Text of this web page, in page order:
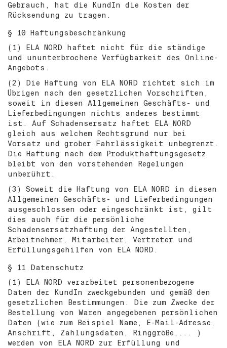
Gebrauch, hat die KundIn die Kosten der
Rücksendung zu tragen.
§ 10 Haftungsbeschränkung
(1) ELA NORD haftet nicht für die ständige
und ununterbrochene Verfügbarkeit des Online-
Angebots.
(2) Die Haftung von ELA NORD richtet sich im
Übrigen nach den gesetzlichen Vorschriften,
soweit in diesen Allgemeinen Geschäfts- und
Lieferbedingungen nichts anderes bestimmt
ist. Auf Schadensersatz haftet ELA NORD
gleich aus welchem Rechtsgrund nur bei
Vorsatz und grober Fahrlässigkeit unbegrenzt.
Die Haftung nach dem Produkthaftungsgesetz
bleibt von den vorstehenden Regelungen
unberührt.
(3) Soweit die Haftung von ELA NORD in diesen
Allgemeinen Geschäfts- und Lieferbedingungen
ausgeschlossen oder eingeschränkt ist, gilt
dies auch für die persönliche
Schadensersatzhaftung der Angestellten,
Arbeitnehmer, Mitarbeiter, Vertreter und
Erfüllungsgehilfen von ELA NORD.
§ 11 Datenschutz
(1) ELA NORD verarbeitet personenbezogene
Daten der KundIn zweckgebunden und gemäß den
gesetzlichen Bestimmungen. Die zum Zwecke der
Bestellung von Waren angegebenen persönlichen
Daten (wie zum Beispiel Name, E-Mail-Adresse,
Anschrift, Zahlungsdaten, Ringgröße,... )
werden von ELA NORD zur Erfüllung und